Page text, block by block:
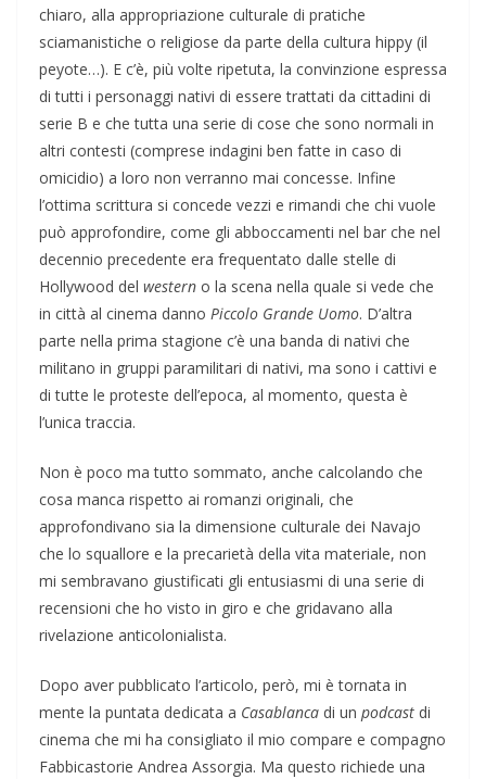
chiaro, alla appropriazione culturale di pratiche
sciamanistiche o religiose da parte della cultura hippy (il
peyote…). E c’è, più volte ripetuta, la convinzione espressa
di tutti i personaggi nativi di essere trattati da cittadini di
serie B e che tutta una serie di cose che sono normali in
altri contesti (comprese indagini ben fatte in caso di
omicidio) a loro non verranno mai concesse. Infine
l’ottima scrittura si concede vezzi e rimandi che chi vuole
può approfondire, come gli abboccamenti nel bar che nel
decennio precedente era frequentato dalle stelle di
Hollywood del western o la scena nella quale si vede che
in città al cinema danno Piccolo Grande Uomo. D’altra
parte nella prima stagione c’è una banda di nativi che
militano in gruppi paramilitari di nativi, ma sono i cattivi e
di tutte le proteste dell’epoca, al momento, questa è
l’unica traccia.
Non è poco ma tutto sommato, anche calcolando che
cosa manca rispetto ai romanzi originali, che
approfondivano sia la dimensione culturale dei Navajo
che lo squallore e la precarietà della vita materiale, non
mi sembravano giustificati gli entusiasmi di una serie di
recensioni che ho visto in giro e che gridavano alla
rivelazione anticolonialista.
Dopo aver pubblicato l’articolo, però, mi è tornata in
mente la puntata dedicata a Casablanca di un podcast di
cinema che mi ha consigliato il mio compare e compagno
Fabbicastorie Andrea Assorgia. Ma questo richiede una